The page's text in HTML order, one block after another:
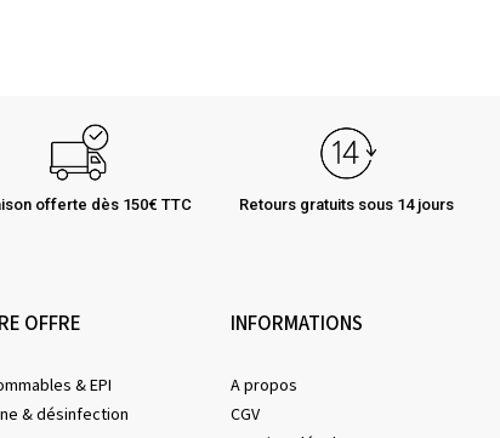
offerte dès 150€ TTC Retours gratuits sous 14 jours
OFFRE
& EPI
& désinfection
INFORMATIONS
A propos
CGV